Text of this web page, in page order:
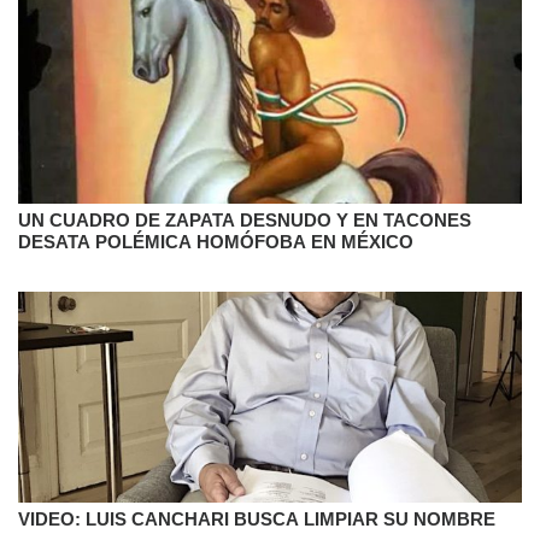
UN CUADRO DE ZAPATA DESNUDO Y EN TACONES
DESATA POLÉMICA HOMÓFOBA EN MÉXICO
VIDEO: LUIS CANCHARI BUSCA LIMPIAR SU NOMBRE